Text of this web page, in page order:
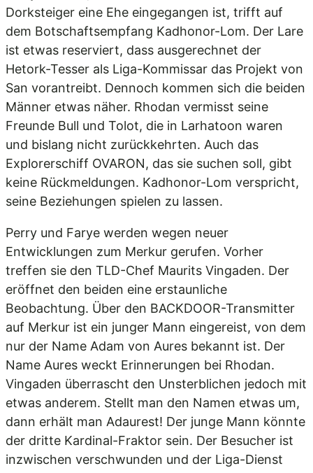
Dorksteiger eine Ehe eingegangen ist, trifft auf
dem Botschaftsempfang Kadhonor-Lom. Der Lare
ist etwas reserviert, dass ausgerechnet der
Hetork-Tesser als Liga-Kommissar das Projekt von
San vorantreibt. Dennoch kommen sich die beiden
Männer etwas näher. Rhodan vermisst seine
Freunde Bull und Tolot, die in Larhatoon waren
und bislang nicht zurückkehrten. Auch das
Explorerschiff OVARON, das sie suchen soll, gibt
keine Rückmeldungen. Kadhonor-Lom verspricht,
seine Beziehungen spielen zu lassen.
Perry und Farye werden wegen neuer
Entwicklungen zum Merkur gerufen. Vorher
treffen sie den TLD-Chef Maurits Vingaden. Der
eröffnet den beiden eine erstaunliche
Beobachtung. Über den BACKDOOR-Transmitter
auf Merkur ist ein junger Mann eingereist, von dem
nur der Name Adam von Aures bekannt ist. Der
Name Aures weckt Erinnerungen bei Rhodan.
Vingaden überrascht den Unsterblichen jedoch mit
etwas anderem. Stellt man den Namen etwas um,
dann erhält man Adaurest! Der junge Mann könnte
der dritte Kardinal-Fraktor sein. Der Besucher ist
inzwischen verschwunden und der Liga-Dienst